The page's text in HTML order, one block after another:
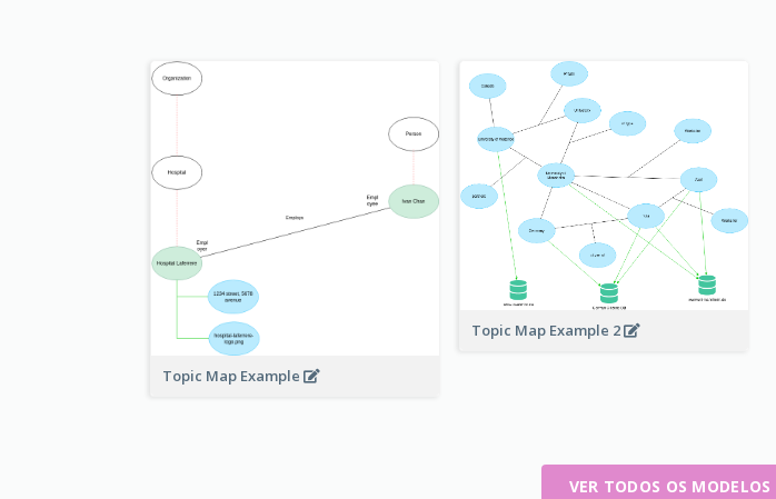
Topic Map Example
Topic Map Example 2
VER TODOS OS